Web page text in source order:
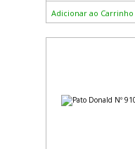
Adicionar ao Carrinho